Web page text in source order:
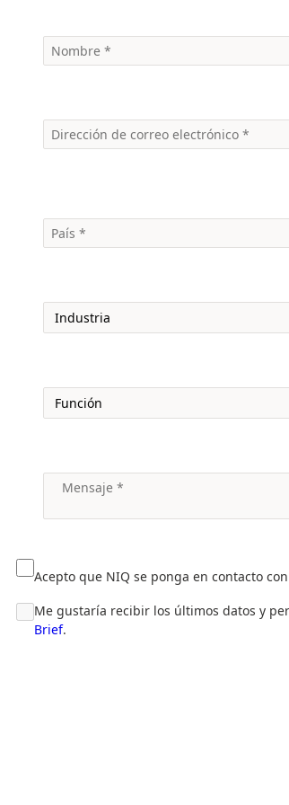
Acepto que NIQ se ponga en contacto
Me gustaría recibir los últimos datos y
Brief.